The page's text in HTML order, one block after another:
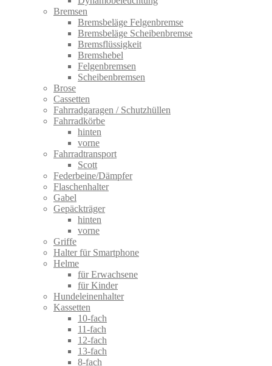
Bremsen
Bremsbeläge Felgenbremse
Bremsbeläge Scheibenbremse
Bremsflüssigkeit
Bremshebel
Felgenbremsen
Scheibenbremsen
Brose
Cassetten
Fahrradgaragen / Schutzhüllen
Fahrradkörbe
hinten
vorne
Fahrradtransport
Scott
Federbeine/Dämpfer
Flaschenhalter
Gabel
Gepäckträger
hinten
vorne
Griffe
Halter für Smartphone
Helme
für Erwachsene
für Kinder
Hundeleinenhalter
Kassetten
10-fach
11-fach
12-fach
13-fach
8-fach